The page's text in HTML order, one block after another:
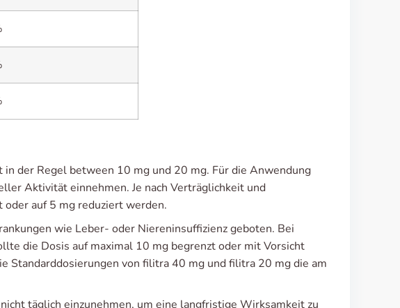
der Regel between 10 mg und 20 mg. Für die Anwendung
Aktivität einnehmen. Je nach Verträglichkeit und
auf 5 mg reduziert werden.
wie Leber- oder Niereninsuffizienz geboten. Bei
die Dosis auf maximal 10 mg begrenzt oder mit Vorsicht
Standarddosierungen von filitra 40 mg und filitra 20 mg die am
täglich einzunehmen, um eine langfristige Wirksamkeit zu